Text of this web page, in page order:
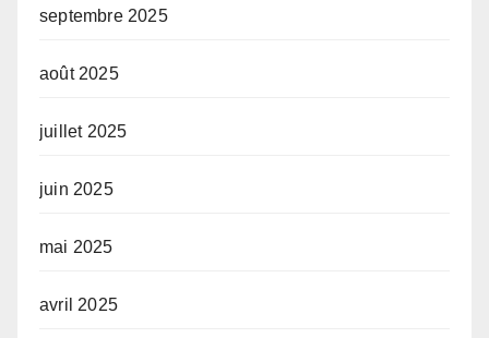
septembre 2025
août 2025
juillet 2025
juin 2025
mai 2025
avril 2025